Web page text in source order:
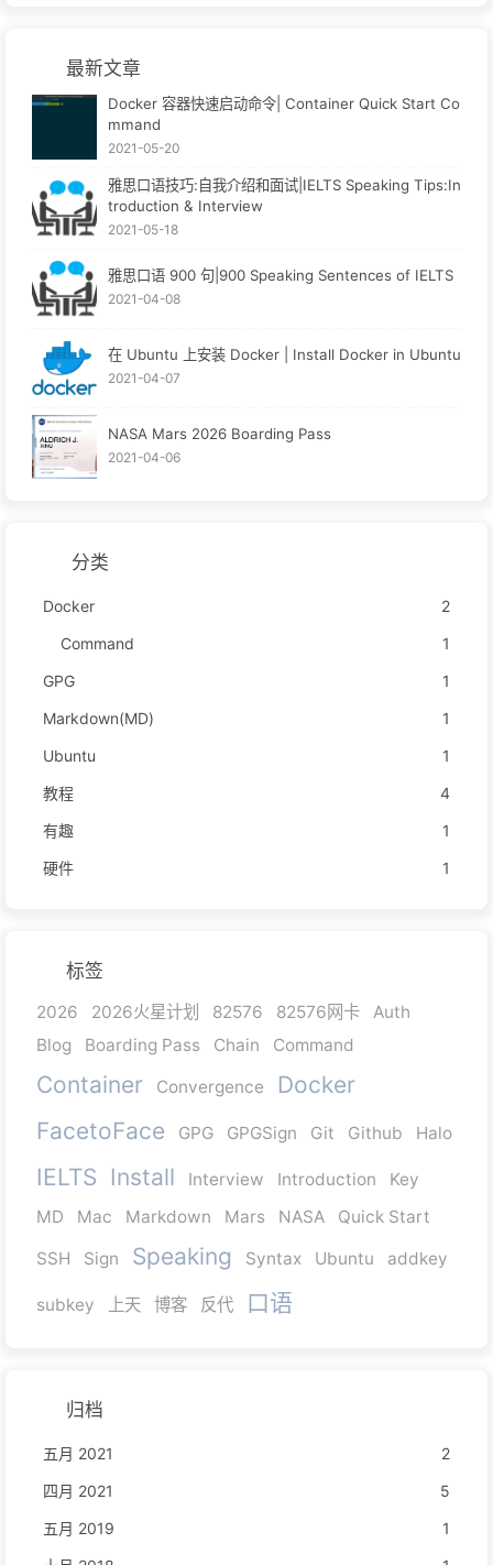
最新文章
Docker 容器快速启动命令| Container Quick Start Co
mmand
2021-05-20
雅思口语技巧:自我介绍和面试|IELTS Speaking Tips:In
troduction & Interview
2021-05-18
雅思口语 900 句|900 Speaking Sentences of IELTS
2021-04-08
在 Ubuntu 上安装 Docker | Install Docker in Ubuntu
2021-04-07
NASA Mars 2026 Boarding Pass
2021-04-06
分类
Docker
2
Command
1
GPG
1
Markdown(MD)
1
Ubuntu
1
教程
4
有趣
1
硬件
1
标签
2026 2026火星计划 82576 82576网卡
Auth
Blog
Boarding Pass Chain Command
Container Convergence
Docker
FacetoFace
GPG GPGSign Git Github Halo
IELTS Install Interview Introduction
Key
MD
Mac Markdown Mars NASA
Quick Start
SSH
Sign Speaking Syntax Ubuntu addkey
subkey 上天 博客 反代 口语
归档
五月 2021
2
四月 2021
5
五月 2019
1